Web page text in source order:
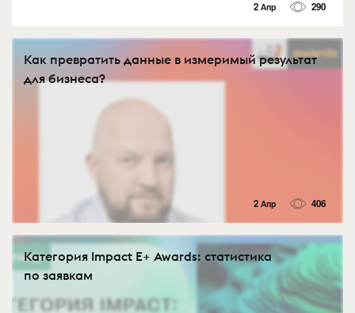
2 Апр 290
Как превратить данные в измеримый результат
для бизнеса?
2 Апр 406
Категория Impact Е+ Awards: статистика
по заявкам